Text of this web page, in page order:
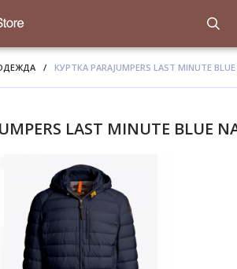
/ КУРТКА PARAJUMPERS LAST MINUTE
LAST MINUTE BLUE